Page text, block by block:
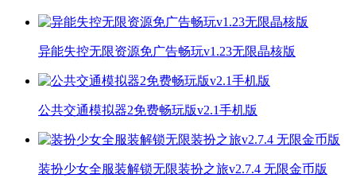
异能失控无限资源免广告畅玩v1.23无限晶核版
公共交通模拟器2免费畅玩版v2.1手机版
装扮少女全服装解锁无限装扮之旅v2.7.4 无限金币版